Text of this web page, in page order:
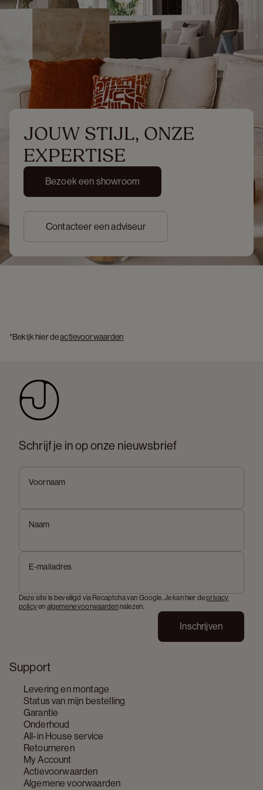
JOUW STIJL, ONZE
EXPERTISE
Bezoek een showroom
Contacteer een adviseur
*Bekijk hier de actievoorwaarden
Support
Levering en montage
Status van mijn bestelling
Garantie
Onderhoud
All-in House service
Retourneren
My Account
Actievoorwaarden
Algemene voorwaarden
Schrijf je in op onze nieuwsbrief
Voornaam
Naam
E-mailadres
Deze site is beveiligd via Recaptcha van Google. Je kan hier deprivacy
policyen algemene voorwaardennalezen.
Inschrijven